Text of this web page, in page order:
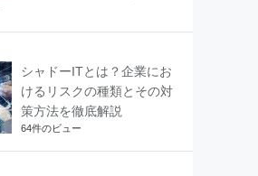
シャドーITとは？企業にお
けるリスクの種類とその対
策方法を徹底解説
64件のビュー